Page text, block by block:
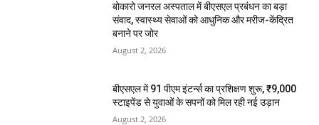
बोकारो जनरल अस्पताल में बीएसएल प्रबंधन का बड़ा
संवाद, स्वास्थ्य सेवाओं को आधुनिक और मरीज-केंद्रित
बनाने पर जोर
August 2, 2026
बीएसएल में 91 पीएम इंटर्न्स का प्रशिक्षण शुरू, ₹9,000
स्टाइपेंड से युवाओं के सपनों को मिल रही नई उड़ान
August 2, 2026